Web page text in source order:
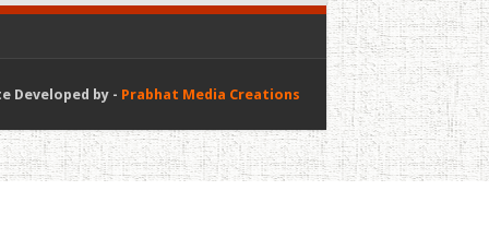
Developed by - Prabhat Media Creations